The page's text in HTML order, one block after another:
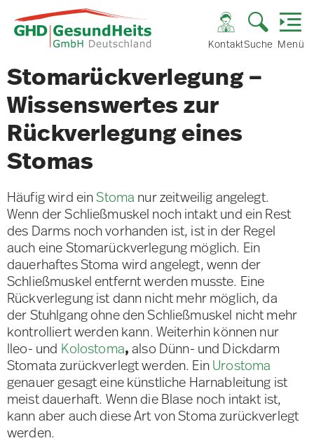
KontaktSuche Menü
Stomarückverlegung –
Wissenswertes zur
Rückverlegung eines
Stomas
Häufig wird einStoma nur zeitweilig angelegt.
Wenn der Schließmuskel noch intakt und ein Rest
des Darms noch vorhanden ist, ist in der Regel
auch eine Stomarückverlegung möglich. Ein
dauerhaftes Stoma wird angelegt, wenn der
Schließmuskel entfernt werden musste. Eine
Rückverlegung ist dann nicht mehr möglich, da
der Stuhlgang ohne den Schließmuskel nicht mehr
kontrolliert werden kann. Weiterhin können nur
Ileo- und Kolostoma,also Dünn- und Dickdarm
Stomata zurückverlegt werden. EinUrostoma
genauer gesagt eine künstliche Harnableitung ist
meist dauerhaft. Wenn die Blase noch intakt ist,
kann aber auch diese Art von Stoma zurückverlegt
werden.